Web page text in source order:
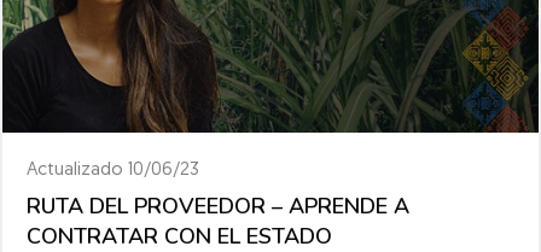
Actualizado 10/06/23
RUTA DEL PROVEEDOR – APRENDE A
CONTRATAR CON EL ESTADO